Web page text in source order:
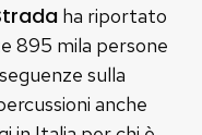
ha riportato
895 mila persone
sulla
anche